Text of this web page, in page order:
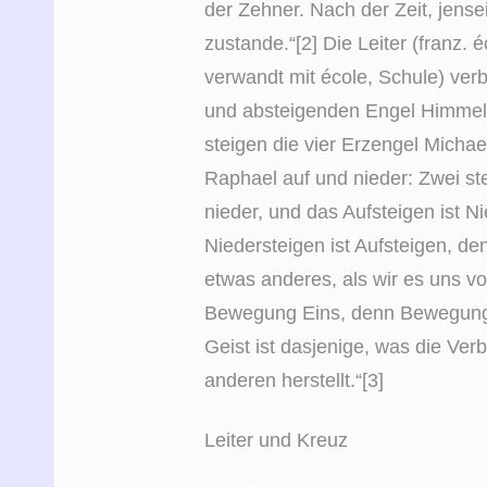
der Zehner. Nach der Zeit,
zustande.“[2] Die Leiter (franz.
verwandt mit école, Schule)
und absteigenden Engel
steigen die vier Erzengel
Raphael auf und nieder: Zwei
nieder, und das Aufsteigen ist
Niedersteigen ist Aufsteigen,
etwas anderes, als wir es uns
Bewegung Eins, denn
Geist ist dasjenige, was die
anderen herstellt.“[3]
Leiter und Kreuz